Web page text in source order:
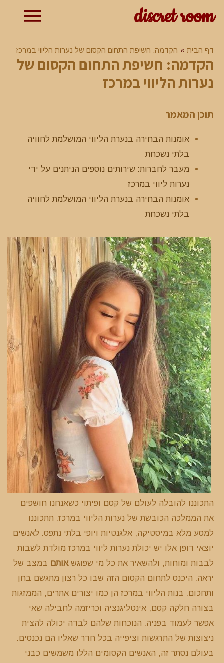
discret room
דף הבית הקדמה: חשיפת התחום הקסום של נערות הליווי במרכז
הקדמה: חשיפת התחום הקסום של
נערות הליווי במרכז
תוכן המאמר
אומנות הבחירה בנערת הליווי המושלמת לחוויה
בלתי נשכחת
מעבר לחברות: שירותים נוספים הניתנים על ידי
נערות ליווי במרכז
אומנות הבחירה בנערת הליווי המושלמת לחוויה
בלתי נשכחת
התכוננו להובלה לעולם של קסם ופיתוי כשאנחנו חושפים
את הממלכה הכובשת של נערות הליווי במרכז. תתכוננו
למסע מלא במיסטיקה, אלגנטיות ויופי בלתי נתפס. לאנשים
יוצאי דופן אלו יש יכולת נערות ליווי במרכז מולדת לשבות
לבבות ומוחות, ולהשאיר את כל מי שפוגש אותם במצב של
יראה. היכנס לתחום הקסום הזה שבו כל רצון מתגשם בחן
ותחכום. בנות הליווי במרכז הן כמו יצורים אתרים, הממזגות
בצורה חלקה קסם, אינטליגנציה וכריזמה לחבילה שאי
אפשר לעמוד בפניה. הנוכחות שלהם לבדה יכולה להצית
ניצוצות של התרגשות וציפייה בכל חדר שאליו הם נכנסים.
בעולם נסתר זה, האנשים הקסומים הללו משמשים כבני